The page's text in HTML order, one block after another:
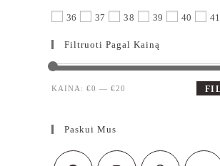
36 37 38 39 40 41
Filtruoti Pagal Kainą
KAINA: €0 — €20
Paskui Mus